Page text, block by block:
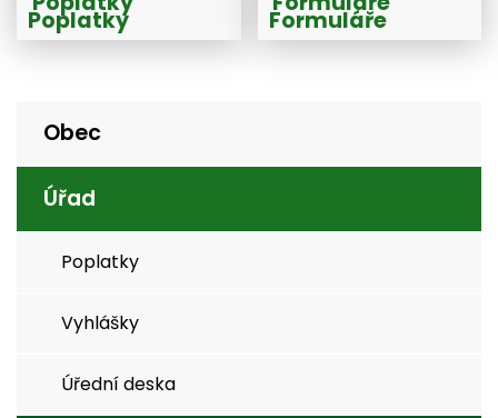
Poplatky Formuláře
Obec
Úřad
Poplatky
Vyhlášky
Úřední deska